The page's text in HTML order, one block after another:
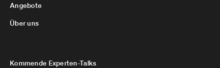
Angebote
Über uns
Kommende Experten-Talks